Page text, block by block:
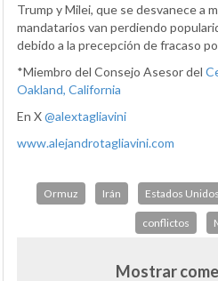
Trump y Milei, que se desvanece a
mandatarios van perdiendo
debido a la precepción de fracaso
*Miembro del Consejo Asesor del
Oakland, California
En X@alextagliavini
www.alejandrotagliavini.com
Ormuz Irán Estados Unidos
conflictos
Mostrar